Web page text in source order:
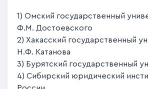
1) Омский государственный
Ф.М. Достоевского
2) Хакасский государственный
Н.Ф. Катанова
3) Бурятский государственный
4) Сибирский юридический